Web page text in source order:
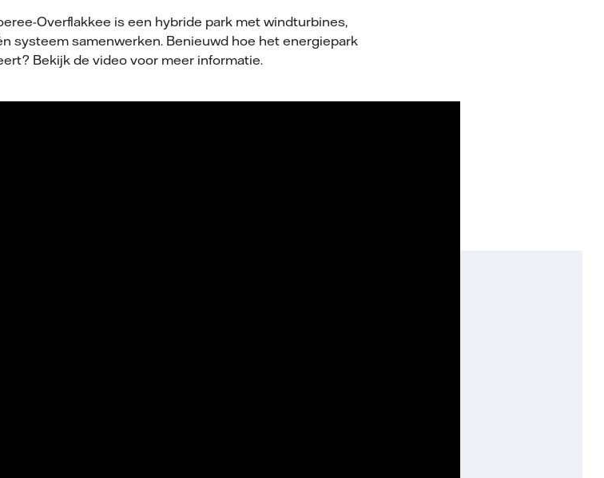
Overflakkee is een hybride park met windturbines,
systeem samenwerken. Benieuwd hoe het energiepark
Bekijk de video voor meer informatie.